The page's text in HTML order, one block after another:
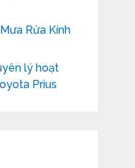
Rửa Kính
lý hoạt
Prius